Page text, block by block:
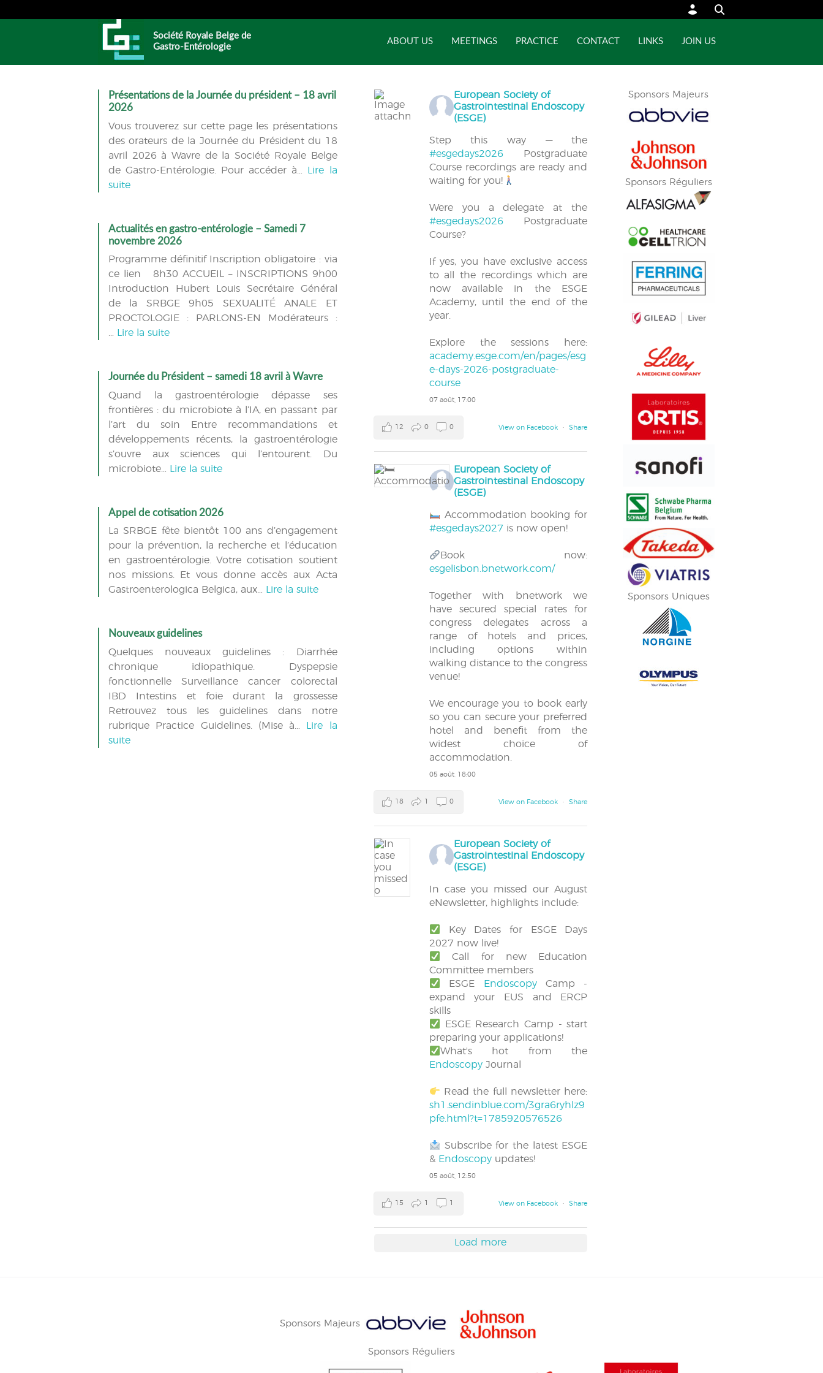
Société Royale Belge de
Gastro-Entérologie
ABOUT US MEETINGS PRACTICE CONTACT LINKS JOIN US
Présentations de la Journée du président – 18 avril
2026
Vous trouverez sur cette page les présentations
des orateurs de la Journée du Président du 18
avril 2026 à Wavre de la Société Royale Belge
de Gastro-Entérologie. Pour accéder à… Lire la
suite
Actualités en gastro-entérologie – Samedi 7
novembre 2026
Programme définitif Inscription obligatoire : via
ce lien 8h30 ACCUEIL – INSCRIPTIONS 9h00
Introduction Hubert Louis Secrétaire Général
de la SRBGE 9h05 SEXUALITÉ ANALE ET
PROCTOLOGIE : PARLONS-EN Modérateurs :
Lire la suite
Journée du Président – samedi 18 avril à Wavre
Quand la gastroentérologie dépasse ses
frontières : du microbiote à l’IA, en passant par
l’art du soin Entre recommandations et
développements récents, la gastroentérologie
s’ouvre aux sciences qui l’entourent. Du
microbiote… Lire la suite
Appel de cotisation 2026
La SRBGE fête bientôt 100 ans d’engagement
pour la prévention, la recherche et l’éducation
en gastroentérologie. Votre cotisation soutient
nos missions. Et vous donne accès aux Acta
Gastroenterologica Belgica, aux…
Lire la suite
Nouveaux guidelines
Quelques nouveaux guidelines : Diarrhée
chronique idiopathique. Dyspepsie
fonctionnelle Surveillance cancer colorectal
IBD Intestins et foie durant la grossesse
Retrouvez tous les guidelines dans notre
rubrique Practice Guidelines. (Mise à… Lire la
suite
European Society of
Gastrointestinal Endoscopy
(ESGE)
Step this way — the
#esgedays2026Postgraduate
Course recordings are ready and
waiting for you!
Were you a delegate at the
#esgedays2026Postgraduate
Course?
If yes, you have exclusive access
to all the recordings which are
now available in the ESGE
Academy, until the end of the
year.
Explore the sessions here:
academy.esge.com/en/pages/esg
e-days-2026-postgraduate-
course
07 août, 17:00
View on Facebook · Share
12 0 0
European Society of
Gastrointestinal Endoscopy
(ESGE)
Accommodation booking for
#esgedays2027is now open!
Book now:
esgelisbon.bnetwork.com/
Together with bnetwork we
have secured special rates for
congress delegates across a
range of hotels and prices,
including options within
walking distance to the congress
venue!
We encourage you to book early
so you can secure your preferred
hotel and benefit from the
widest choice of
accommodation.
05 août, 18:00
View on Facebook · Share
18 1 0
European Society of
Gastrointestinal Endoscopy
(ESGE)
In case you missed our August
eNewsletter, highlights include:
Key Dates for ESGE Days
2027 now live!
Call for new Education
Committee members
ESGE
EndoscopyCamp -
expand your EUS and ERCP
skills
ESGE Research Camp - start
preparing your applications!
What's hot from the
EndoscopyJournal
Read the full newsletter here:
sh1.sendinblue.com/3gra6ryhlz9
pfe.html?t=1785920576526
Subscribe for the latest ESGE
& Endoscopyupdates!
05 août, 12:50
View on Facebook · Share
15 1 1
Load more
Sponsors Majeurs
Sponsors Réguliers
Sponsors Uniques
Sponsors Majeurs
Sponsors Réguliers